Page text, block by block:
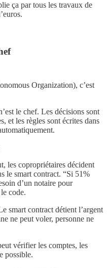
ça par tous les travaux de
Organization), c’est
le chef. Les décisions sont
et les règles sont écrites dans
les copropriétaires décident
le smart contract. “Si 51%
d’un notaire pour
code.
smart contract détient l’argent
ne peut voler, personne ne
vérifier les comptes, les
possible.